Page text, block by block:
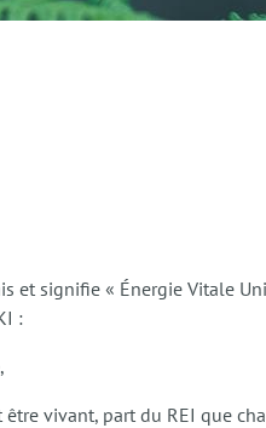
et signifie « Énergie Vitale
:
vivant, part du REI que